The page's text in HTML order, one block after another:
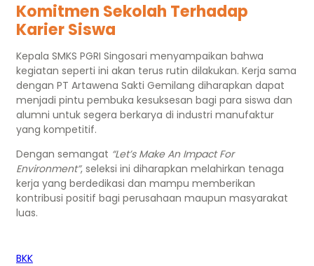
Komitmen Sekolah Terhadap
Karier Siswa
Kepala SMKS PGRI Singosari menyampaikan bahwa
kegiatan seperti ini akan terus rutin dilakukan. Kerja sama
dengan PT Artawena Sakti Gemilang diharapkan dapat
menjadi pintu pembuka kesuksesan bagi para siswa dan
alumni untuk segera berkarya di industri manufaktur
yang kompetitif.
Dengan semangat “Let’s Make An Impact For
Environment”, seleksi ini diharapkan melahirkan tenaga
kerja yang berdedikasi dan mampu memberikan
kontribusi positif bagi perusahaan maupun masyarakat
luas.
BKK